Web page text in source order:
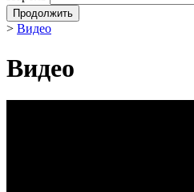
Продолжить
> Видео
Видео